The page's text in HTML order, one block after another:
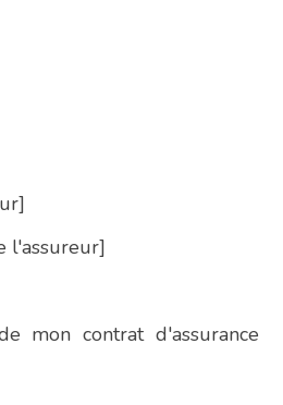
l'assureur]
mon contrat d'assurance